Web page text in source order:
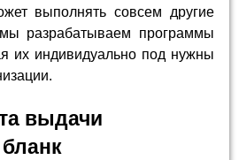
выполнять совсем другие
разрабатываем программы
их индивидуально под нужны
выдачи